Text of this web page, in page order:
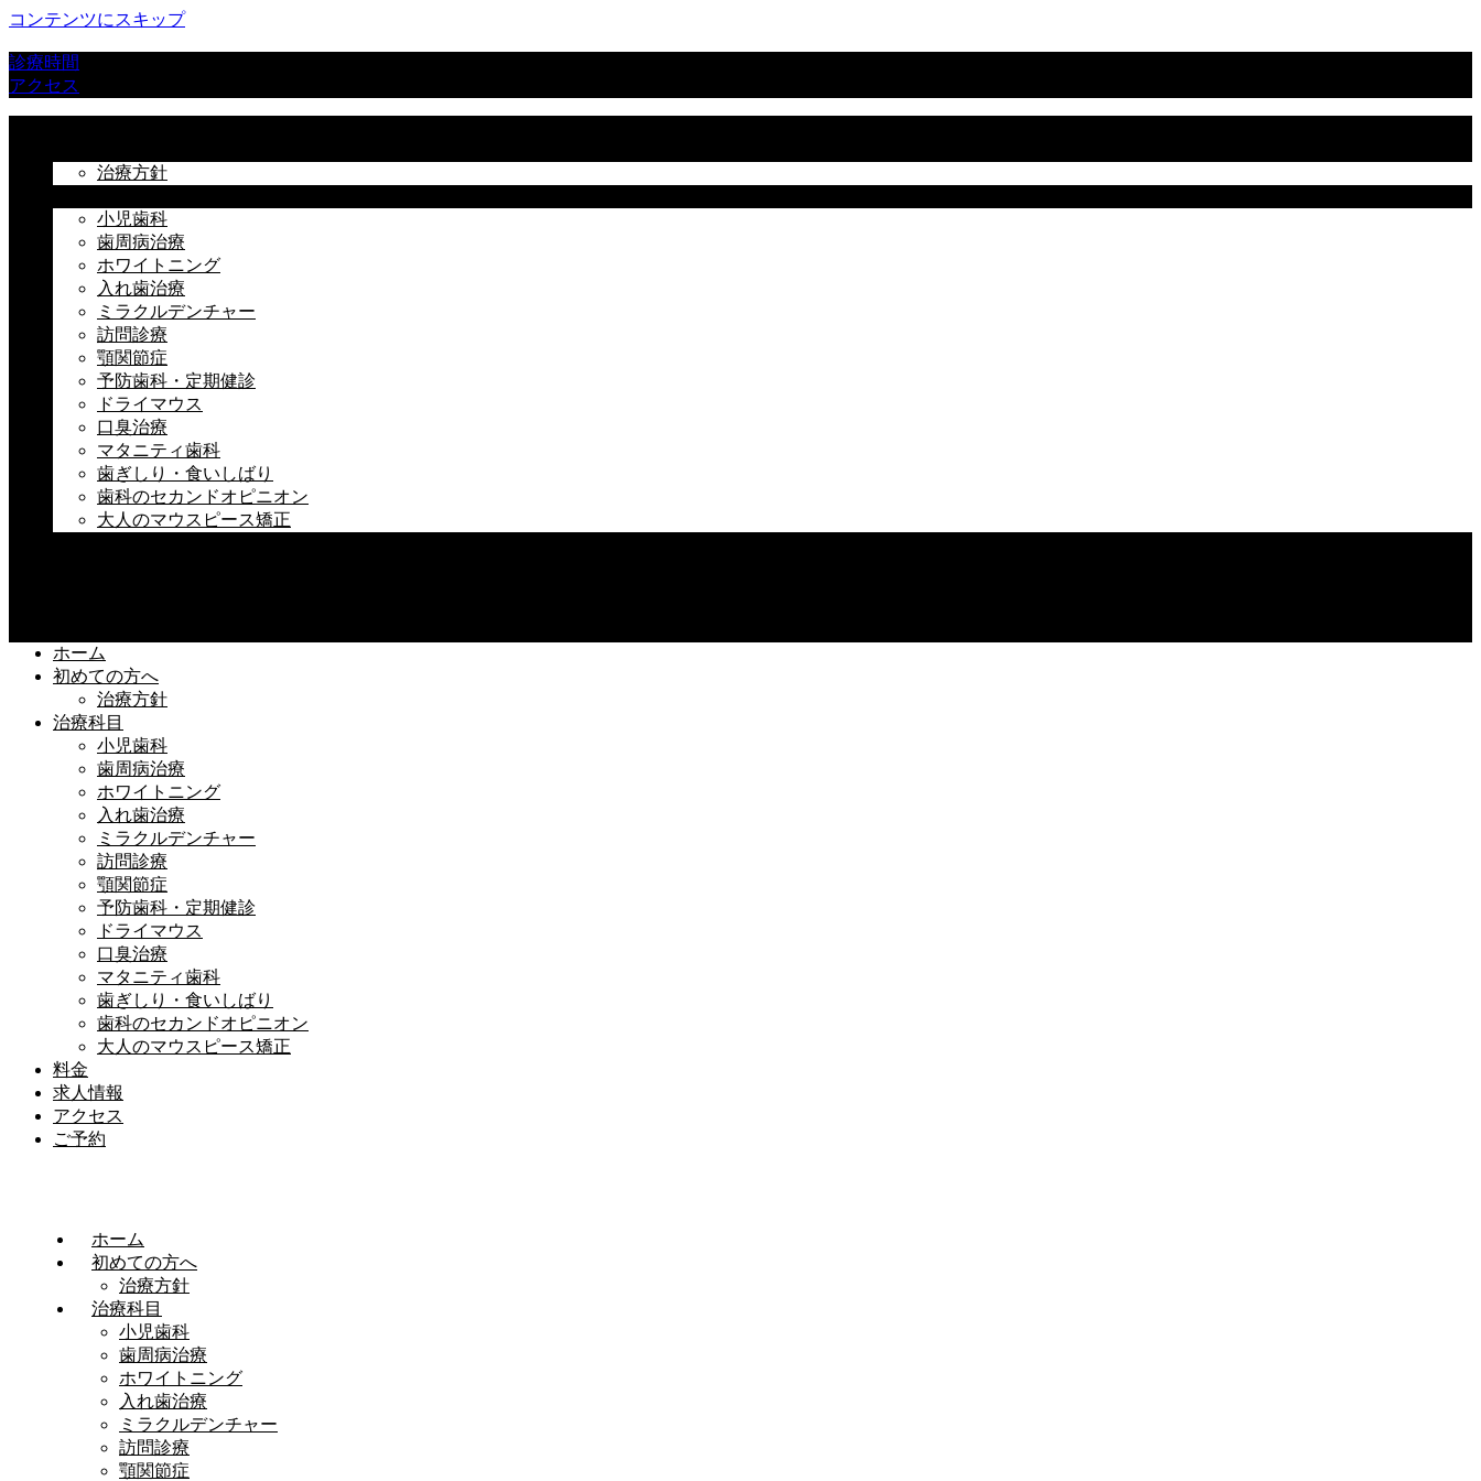
コンテンツにスキップ
診療時間
アクセス
治療方針
小児歯科
歯周病治療
ホワイトニング
入れ歯治療
ミラクルデンチャー
訪問診療
顎関節症
予防歯科・定期健診
ドライマウス
口臭治療
マタニティ歯科
歯ぎしり・食いしばり
歯科のセカンドオピニオン
大人のマウスピース矯正
ホーム
初めての方へ
治療方針
治療科目
小児歯科
歯周病治療
ホワイトニング
入れ歯治療
ミラクルデンチャー
訪問診療
顎関節症
予防歯科・定期健診
ドライマウス
口臭治療
マタニティ歯科
歯ぎしり・食いしばり
歯科のセカンドオピニオン
大人のマウスピース矯正
料金
求人情報
アクセス
ご予約
ホーム
初めての方へ
治療方針
治療科目
小児歯科
歯周病治療
ホワイトニング
入れ歯治療
ミラクルデンチャー
訪問診療
顎関節症